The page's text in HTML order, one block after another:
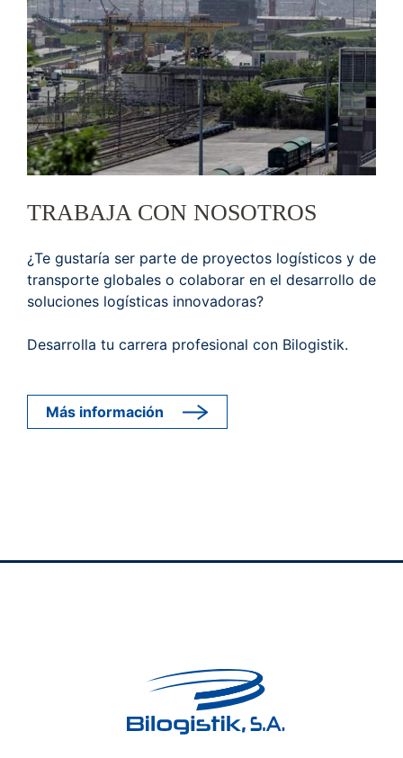
TRABAJA CON NOSOTROS
¿Te gustaría ser parte de proyectos logísticos y de
transporte globales o colaborar en el desarrollo de
soluciones logísticas innovadoras?
Desarrolla tu carrera profesional con Bilogistik.
Más información